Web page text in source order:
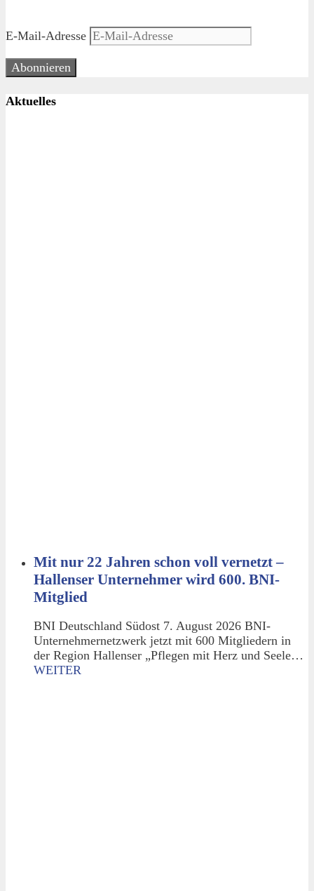
E-Mail-Adresse
Abonnieren
Aktuelles
Mit nur 22 Jahren schon voll vernetzt –
Hallenser Unternehmer wird 600. BNI-
Mitglied
BNI Deutschland Südost 7. August 2026 BNI-
Unternehmernetzwerk jetzt mit 600 Mitgliedern in
der Region Hallenser „Pflegen mit Herz und Seele…
WEITER